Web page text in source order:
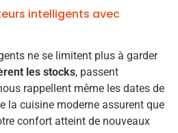
intelligents avec
ne se limitent plus à garder
les stocks, passent
rappellent même les dates de
la cuisine moderne assurent que
confort atteint de nouveaux